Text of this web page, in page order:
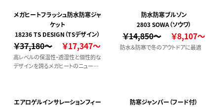
メガヒートフラッシュ防水防寒ジャ
ケット
18236 TS DESIGN（TSデザイン）
￥37,180～ ￥17,347～
高レベルの保温性・透湿性と個性的な
デザインを誇るメガヒートのニューモ
防水防寒ブルゾン
2803 SOWA（ソウワ）
￥14,850～ ￥8,107～
防水＆防寒で冬のアウトドアに最適
エアロゲルインサレーションフィー
防寒ジャンパー（フード付）